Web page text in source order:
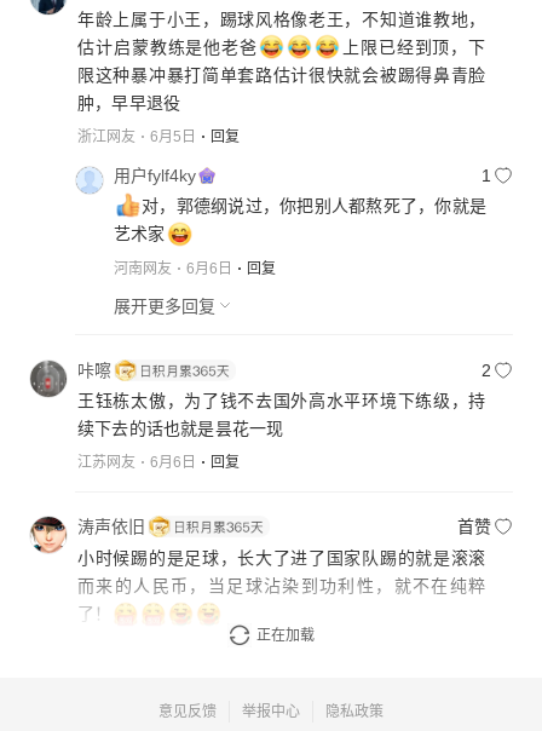
年龄上属于小王，踢球风格像老王，不知道谁教地，
估计启蒙教练是他老爸
上限已经到顶，下
限这种暴冲暴打简单套路估计很快就会被踢得鼻青脸
肿，早早退役
浙江网友 6月5日 回复
用户fylf4ky
1
对，郭德纲说过，你把别人都熬死了，你就是
艺术家
河南网友 6月6日 回复
展开更多回复
咔嚓
2
王钰栋太傲，为了钱不去国外高水平环境下练级，持
续下去的话也就是昙花一现
江苏网友 6月6日 回复
涛声依旧
首赞
小时候踢的是足球，长大了进了国家队踢的就是滚滚
而来的人民币，当足球沾染到功利性，就不在纯粹
了！
回复
正在加载
意见反馈 举报中心 隐私政策